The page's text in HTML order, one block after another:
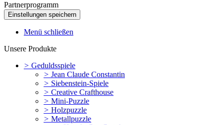
Partnerprogramm
Menü schließen
Unsere Produkte
> Geduldsspiele
> Jean Claude Constantin
> Siebenstein-Spiele
> Creative Crafthouse
> Mini-Puzzle
> Holzpuzzle
> Metallpuzzle